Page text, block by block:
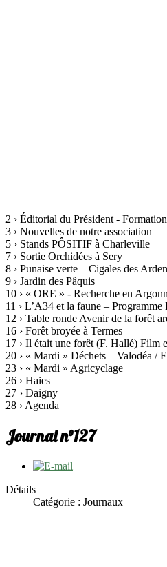
2 › Éditorial du Président -
3 › Nouvelles de notre association
5 › Stands PÔSITIF à Charleville
7 › Sortie Orchidées à Sery
8 › Punaise verte – Cigales des
9 › Jardin des Pâquis
10 › « ORE » - Recherche en
11 › L’A34 et la faune –
12 › Table ronde Avenir de la forêt
16 › Forêt broyée à Termes
17 › Il était une forêt (F. Hallé) Film
20 › « Mardi » Déchets – Valodéa /
23 › « Mardi » Agricyclage
26 › Haies
27 › Daigny
28 › Agenda
Journal n°127
Détails
Catégorie : Journaux